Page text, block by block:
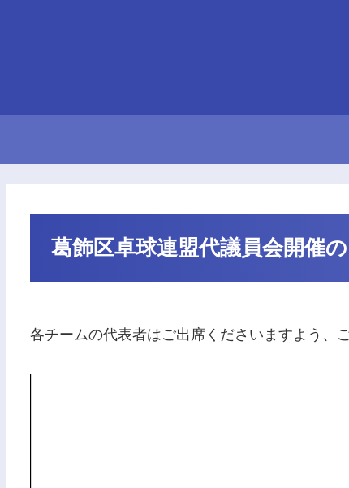
葛飾区卓球連盟代議員会開催
各チームの代表者はご出席くださいますよう、